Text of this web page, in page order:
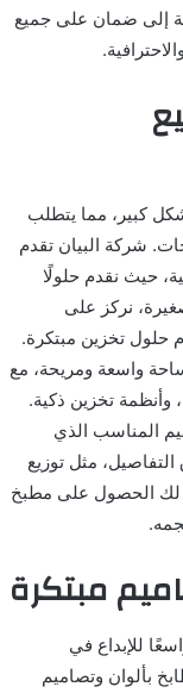
إلى ضمان على جميع
كبير، مما يتطلب
شركة البيان تقدم
حيث نقدم حلولًا
نركز على
حلول تخزين مبتكرة.
واسعة ومريحة، مع
تخزين ذكية.
المناسب الذي
مثل توزيع
لك الحصول على مطبخ
مبتكرة
للإبداع في
بألوان وتصاميم